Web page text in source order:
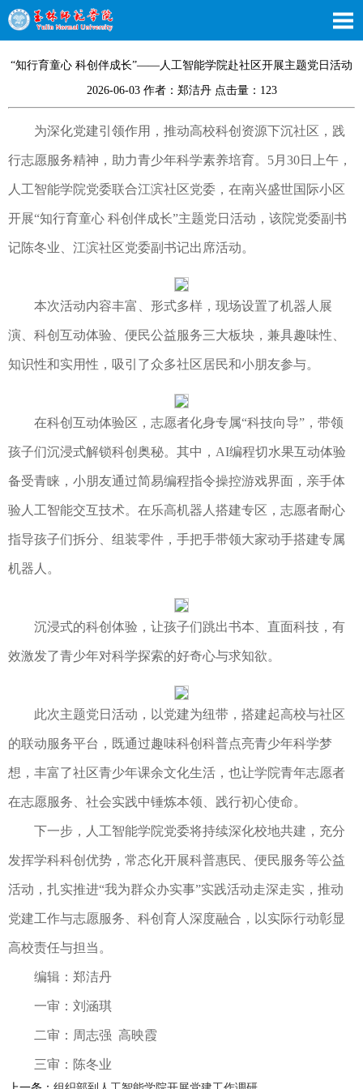
“知行育童心 科创伴成长”——人工智能学院赴社区开展主题党日活动
2026-06-03 作者：郑洁丹 点击量： 123
为深化党建引领作用，推动高校科创资源下沉社区，践
行志愿服务精神，助力青少年科学素养培育。5月30日上午，
人工智能学院党委联合江滨社区党委，在南兴盛世国际小区
开展“知行育童心 科创伴成长”主题党日活动，该院党委副书
记陈冬业、江滨社区党委副书记出席活动。
本次活动内容丰富、形式多样，现场设置了机器人展
演、科创互动体验、便民公益服务三大板块，兼具趣味性、
知识性和实用性，吸引了众多社区居民和小朋友参与。
在科创互动体验区，志愿者化身专属“科技向导”，带领
孩子们沉浸式解锁科创奥秘。其中，AI编程切水果互动体验
备受青睐，小朋友通过简易编程指令操控游戏界面，亲手体
验人工智能交互技术。在乐高机器人搭建专区，志愿者耐心
指导孩子们拆分、组装零件，手把手带领大家动手搭建专属
机器人。
沉浸式的科创体验，让孩子们跳出书本、直面科技，有
效激发了青少年对科学探索的好奇心与求知欲。
此次主题党日活动，以党建为纽带，搭建起高校与社区
的联动服务平台，既通过趣味科创科普点亮青少年科学梦
想，丰富了社区青少年课余文化生活，也让学院青年志愿者
在志愿服务、社会实践中锤炼本领、践行初心使命。
下一步，人工智能学院党委将持续深化校地共建，充分
发挥学科科创优势，常态化开展科普惠民、便民服务等公益
活动，扎实推进“我为群众办实事”实践活动走深走实，推动
党建工作与志愿服务、科创育人深度融合，以实际行动彰显
高校责任与担当。
编辑：郑洁丹
一审：刘涵琪
二审：周志强 高映霞
三审：陈冬业